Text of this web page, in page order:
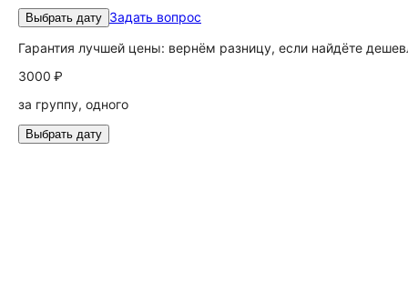
Выбрать дату Задать вопрос
Гарантия лучшей цены: вернём разницу, если найдёте
3000 ₽
за группу, одного
Выбрать дату